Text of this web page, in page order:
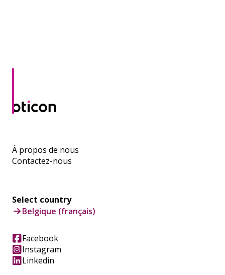
À propos de nous
Contactez-nous
Select country
Belgique (français)
Facebook
Instagram
Linkedin